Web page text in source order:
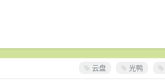
云盘 光鸭